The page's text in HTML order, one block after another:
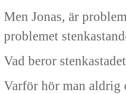
Men Jonas, är
problemet
Vad beror
Varför hör man aldrig